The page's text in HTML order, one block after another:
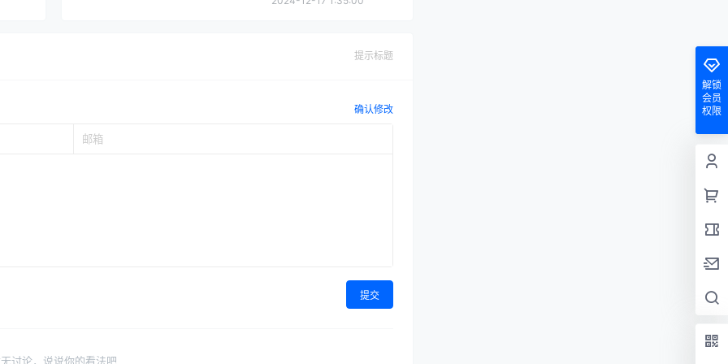
提示标题
确认修改
提交
讨论，说说你的看法吧
解锁
会员
权限